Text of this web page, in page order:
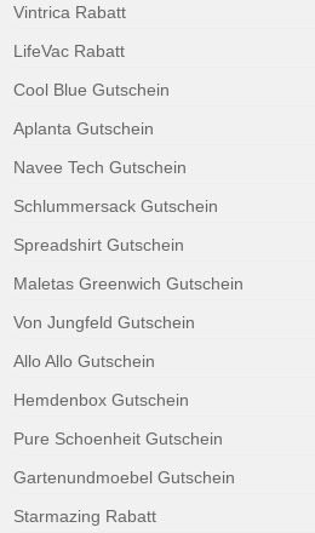
Vintrica Rabatt
LifeVac Rabatt
Cool Blue Gutschein
Aplanta Gutschein
Navee Tech Gutschein
Schlummersack Gutschein
Spreadshirt Gutschein
Maletas Greenwich Gutschein
Von Jungfeld Gutschein
Allo Allo Gutschein
Hemdenbox Gutschein
Pure Schoenheit Gutschein
Gartenundmoebel Gutschein
Starmazing Rabatt